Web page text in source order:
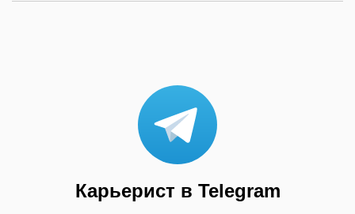
Карьерист в Telegram